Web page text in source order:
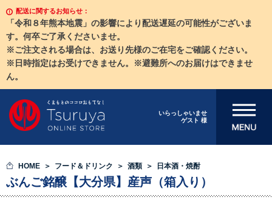
配送に関するお知らせ：
「令和８年熊本地震」の影響により配送遅延の可能性がございま
す。何卒ご了承くださいませ。
※ご注文される場合は、お送り先様のご在宅をご確認ください。
※日時指定はお受けできません。※避難所へのお届けはできませ
ん。
いらっしゃいませ
ゲスト 様
メニューを開
HOME フード＆ドリンク 酒類 日本酒・焼酎
ぶんご銘醸【大分県】産声（箱入り）